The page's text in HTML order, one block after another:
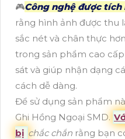
🎮Công nghệ được tích
rằng hình ảnh được thu
sắc nét và chân thực
trong sản phẩm cao
sát và giúp nhận dạng
cách dễ dàng.
Để sử dụng sản phẩm
Ghi Hồng Ngoại SMD.
bị chắc chắn rằng bạn